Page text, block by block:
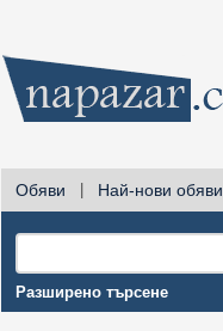
Обяви Най-нови обяви
Разширено търсене